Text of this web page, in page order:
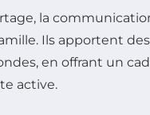
la
Ils apportent
en offrant un
active.